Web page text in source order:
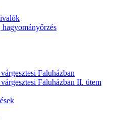
Faluházban
Faluházban II. ütem